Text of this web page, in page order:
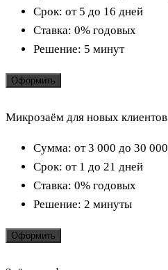
Срок: от 5 до 16 дней
Ставка: 0% годовых
Решение: 5 минут
Оформить
Микрозаём для новых клиентов
Сумма: от 3 000 до 30 000
Срок: от 1 до 21 дней
Ставка: 0% годовых
Решение: 2 минуты
Оформить